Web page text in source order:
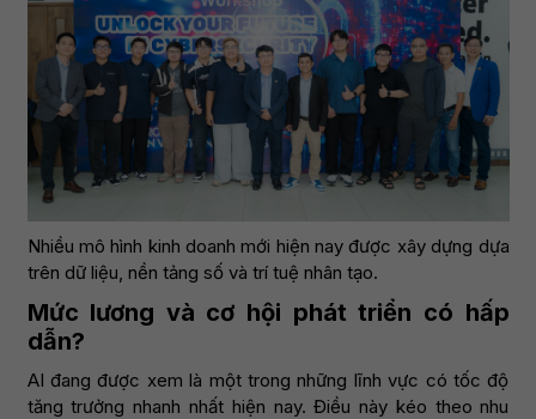
Nhiều mô hình kinh doanh mới hiện nay được xây dựng dựa
trên dữ liệu, nền tảng số và trí tuệ nhân tạo.
Mức lương và cơ hội phát triển có hấp
dẫn?
AI đang được xem là một trong những lĩnh vực có tốc độ
tăng trưởng nhanh nhất hiện nay. Điều này kéo theo nhu